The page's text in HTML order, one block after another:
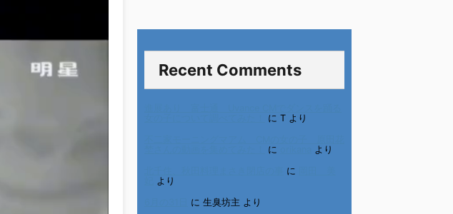
Recent Comments
に T より
に
より
に
より
に 生臭坊主 より